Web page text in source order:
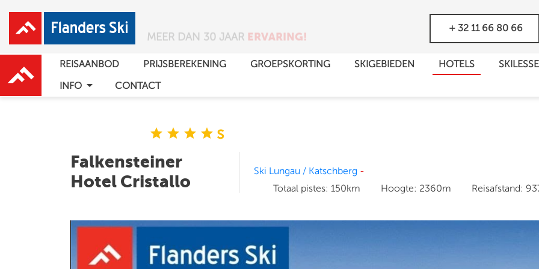
+ 32 11 66 80 66
REISAANBOD PRIJSBEREKENING GROEPSKORTING SKIGEBIEDEN HOTELS
INFO arrow_drop_down CONTACT
star star star star s
Falkensteiner
Hotel Cristallo
Ski Lungau / Katschberg -
Totaal pistes: 150km Hoogte: 2360m Reisafstand: